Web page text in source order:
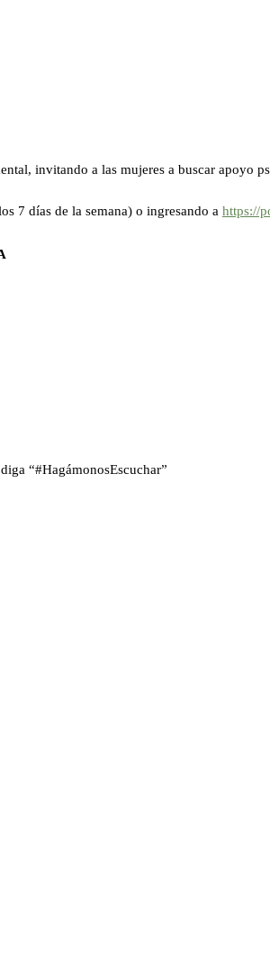
mental, invitando a las mujeres a buscar
LA